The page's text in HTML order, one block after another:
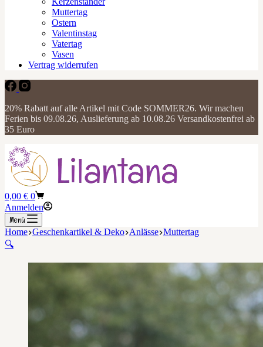
Muttertag
Ostern
Valentinstag
Vatertag
Vasen
Vertrag widerrufen
20% Rabatt auf alle Artikel mit Code SOMMER26. Wir machen
Ferien bis 09.08.26, Auslieferung ab 10.08.26 Versandkostenfrei ab
35 Euro
Warenkorb
0,00 € 0
Anmelden
Menü
Home Geschenkartikel & Deko Anlässe Muttertag
🔍